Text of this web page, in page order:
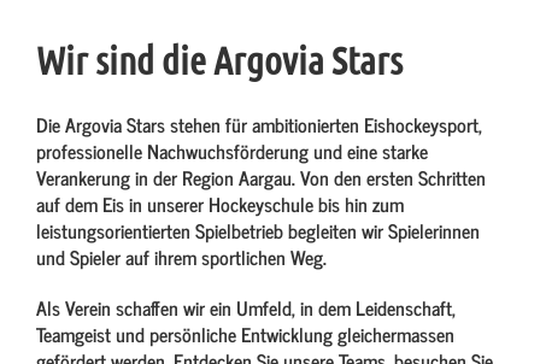
Wir sind die Argovia Stars
Die Argovia Stars stehen für ambitionierten Eishockeysport,
professionelle Nachwuchsförderung und eine starke
Verankerung in der Region Aargau. Von den ersten Schritten
auf dem Eis in unserer Hockeyschule bis hin zum
leistungsorientierten Spielbetrieb begleiten wir Spielerinnen
und Spieler auf ihrem sportlichen Weg.
Als Verein schaffen wir ein Umfeld, in dem Leidenschaft,
Teamgeist und persönliche Entwicklung gleichermassen